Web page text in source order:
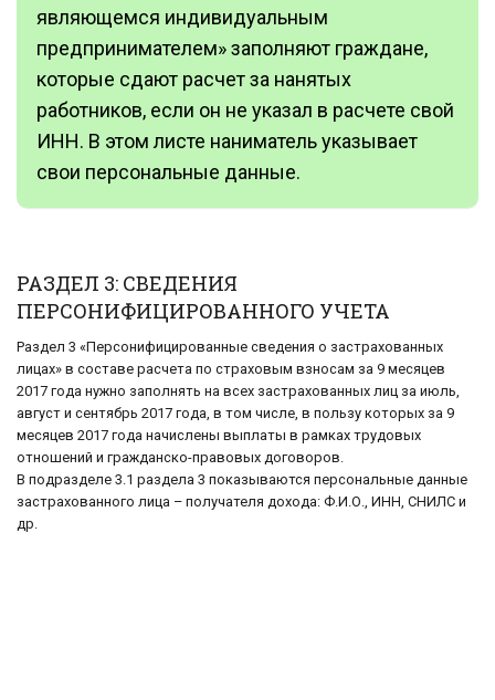
являющемся индивидуальным
предпринимателем» заполняют граждане,
которые сдают расчет за нанятых
работников, если он не указал в расчете свой
ИНН. В этом листе наниматель указывает
свои персональные данные.
РАЗДЕЛ 3: СВЕДЕНИЯ
ПЕРСОНИФИЦИРОВАННОГО УЧЕТА
Раздел 3 «Персонифицированные сведения о застрахованных
лицах» в составе расчета по страховым взносам за 9 месяцев
2017 года нужно заполнять на всех застрахованных лиц за июль,
август и сентябрь 2017 года, в том числе, в пользу которых за 9
месяцев 2017 года начислены выплаты в рамках трудовых
отношений и гражданско-правовых договоров.
В подразделе 3.1 раздела 3 показываются персональные данные
застрахованного лица – получателя дохода: Ф.И.О., ИНН, СНИЛС и
др.